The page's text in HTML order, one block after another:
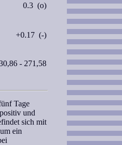
0.3 (o)
+0.17 (-)
- 271,58
Tage
und
sich mit
ein